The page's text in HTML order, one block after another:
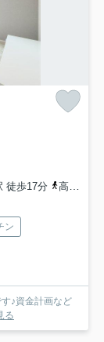
徒歩17分 高徳線「池谷」駅 徒歩51分
ン
♪資金計画など
る